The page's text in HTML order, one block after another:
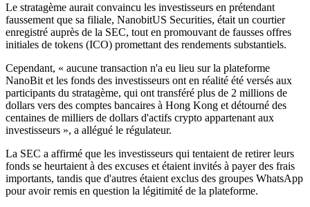
Le stratagème aurait convaincu les investisseurs en prétendant
faussement que sa filiale, NanobitUS Securities, était un courtier
enregistré auprès de la SEC, tout en promouvant de fausses offres
initiales de tokens (ICO) promettant des rendements substantiels.
Cependant, « aucune transaction n'a eu lieu sur la plateforme
NanoBit et les fonds des investisseurs ont en réalité été versés aux
participants du stratagème, qui ont transféré plus de 2 millions de
dollars vers des comptes bancaires à Hong Kong et détourné des
centaines de milliers de dollars d'actifs crypto appartenant aux
investisseurs », a allégué le régulateur.
La SEC a affirmé que les investisseurs qui tentaient de retirer leurs
fonds se heurtaient à des excuses et étaient invités à payer des frais
importants, tandis que d'autres étaient exclus des groupes WhatsApp
pour avoir remis en question la légitimité de la plateforme.